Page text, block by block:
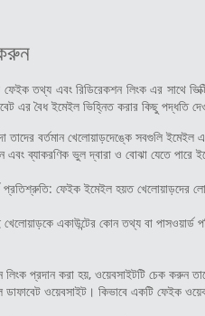
তথ্য এবং রিডিরেকশন লিংক এর সাথে
এর বৈধ ইমেইল ভিহ্নিত করার কিছু পদ্ধতি
তাদের বর্তমান খেলোয়াড়দেঙ্কে সবগুলি
এবং ব্যাকরণিক ভুল দ্বারা ও বোঝা যেতে পারে
প্রতিশ্রুতি: ফেইক ইমেইল হয়ত খেলোয়াড়দের
একাউন্টের কোন তথ্য বা পাসওয়ার্ড
লিংক প্রদান করা হয়, ওয়েবসাইটটি চেক করুন
ওয়েবসাইট। কিভাবে একটি ফেইক